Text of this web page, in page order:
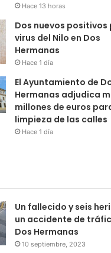
Hace 13 horas
Dos nuevos positivos
virus del Nilo en Dos
Hermanas
Hace 1 día
El Ayuntamiento de
Hermanas adjudica
millones de euros
limpieza de las calles
Hace 1 día
Un fallecido y seis
un accidente de
Dos Hermanas
10 septiembre, 2023